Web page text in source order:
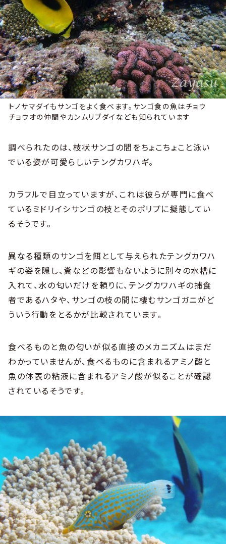
トノサマダイもサンゴをよく食べます。サンゴ食の魚はチョウ
チョウオの仲間やカンムリブダイなども知られています
調べられたのは、枝状サンゴの間をちょこちょこと泳い
でいる姿が可愛らしいテングカワハギ。
カラフルで目立っていますが、これは彼らが専門に食べ
ているミドリイシサンゴの枝とそのポリプに擬態してい
るそうです。
異なる種類のサンゴを餌として与えられたテングカワハ
ギの姿を隠し、糞などの影響もないように別々の水槽に
入れて、水の匂いだけを頼りに、テングカワハギの捕食
者であるハタや、サンゴの枝の間に棲むサンゴガニがど
ういう行動をとるかが比較されています。
食べるものと魚の匂いが似る直接のメカニズムはまだ
わかっていませんが、食べるものに含まれるアミノ酸と
魚の体表の粘液に含まれるアミノ酸が似ることが確認
されているそうです。